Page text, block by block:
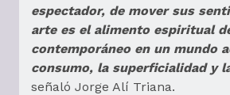
espectador, de mover sus
arte es el alimento espiritual
contemporáneo en un mundo
consumo, la superficialidad y
señaló Jorge Alí Triana.